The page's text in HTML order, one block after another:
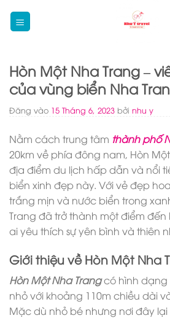
qua
Hòn Một Nha Trang –
của vùng biển Nha
Đăng vào 15 Tháng 6, 2023 bởi nhu y
Nằm cách trung tâm thành phố
20km về phía đông nam, Hòn
địa điểm du lịch hấp dẫn và nổi
biển xinh đẹp này. Với vẻ đẹp
trắng mịn và nước biển trong
Trang đã trở thành một điểm
ai yêu thích sự yên bình và thiên
Giới thiệu về Hòn Một Nha
Hòn Một Nha Trangcó hình
nhỏ với khoảng 110m chiều dài
Mặc dù nhỏ bé nhưng nơi đây lại